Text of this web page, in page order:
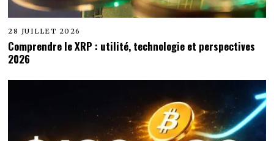
28 JUILLET 2026
Comprendre le XRP : utilité, technologie et perspectives
2026